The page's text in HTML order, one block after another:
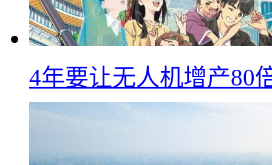
4年要让无人机增产80